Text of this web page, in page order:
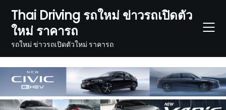
content
Thai Driving รถใหม่ ข่าวรถเปิดตัว
ใหม่ ราคารถ
รถใหม่ ข่าวรถเปิดตัวใหม่ ราคารถ